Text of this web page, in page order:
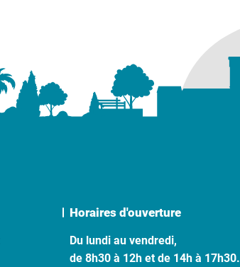
Horaires d'ouverture
Du lundi au vendredi,
de 8h30 à 12h et de 14h à 17h30.